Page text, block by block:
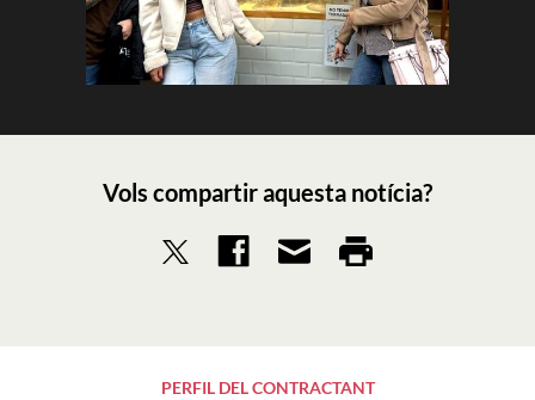
Vols compartir aquesta notícia?
PERFIL DEL CONTRACTANT